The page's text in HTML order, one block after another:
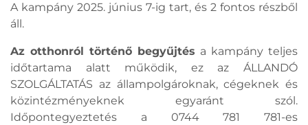
A kampány 2025. június 7-ig tart, és 2 fontos részből
áll.
Az otthonról történő begyűjtés a kampány teljes
időtartama alatt működik, ez az ÁLLANDÓ
SZOLGÁLTATÁS az állampolgároknak, cégeknek és
közintézményeknek egyaránt szól.
Időpontegyeztetés a 0744 781 781-es